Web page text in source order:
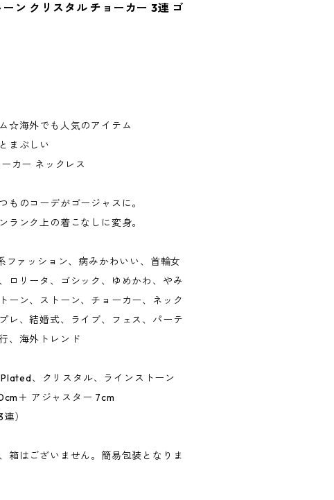
ン クリスタル チョーカー 3連 ゴ
☆海外でも人気のアイテム
まぶしい
カー ネックレス
ものコーデがゴージャスに。
ランク上の着こなしに変身。
ファッション、病みかわいい、首輪女
ロリータ、ゴシック、ゆめかわ、やみ
ーン、ストーン、チョーカー、ネック
レ、結婚式、ライブ、フェス、パーテ
、海外トレンド
、クリスタル、ラインストーン
＋ アジャスター 7cm
）
箱はございません。簡易包装となりま